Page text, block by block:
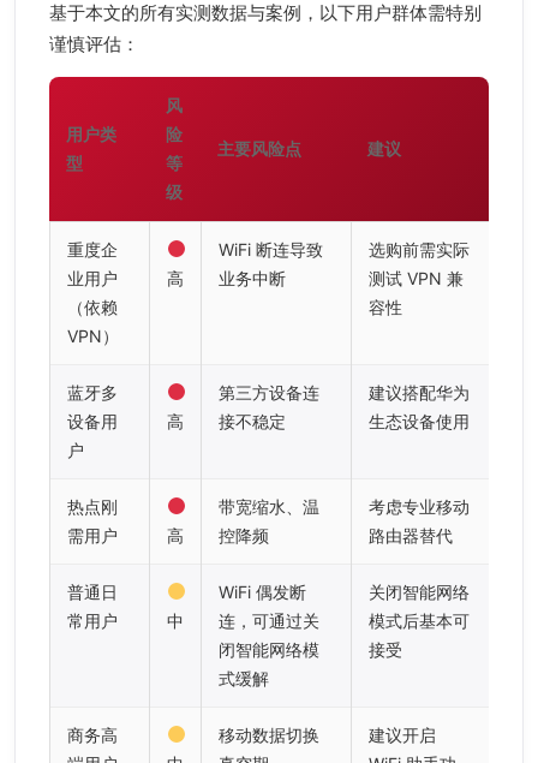
基于本文的所有实测数据与案例，以下用户群体需特别
谨慎评估：
用户类
型
风
险
等
级
主要风险点 建议
重度企
业用户
（依赖
VPN）
高
WiFi 断连导致
业务中断
选购前需实际
测试 VPN 兼
容性
蓝牙多
设备用
户
高
第三方设备连
接不稳定
建议搭配华为
生态设备使用
热点刚
需用户
高
带宽缩水、温
控降频
考虑专业移动
路由器替代
普通日
常用户
中
WiFi 偶发断
连，可通过关
闭智能网络模
式缓解
关闭智能网络
模式后基本可
接受
商务高
移动数据切换
建议开启